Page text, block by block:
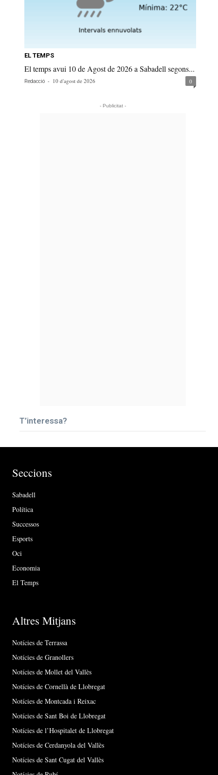
EL TEMPS
El temps avui 10 de Agost de 2026 a Sabadell segons...
Redacció - 10 d'agost de 2026 0
- Publicitat -
T’interessa?
Seccions
Sabadell
Política
Successos
Esports
Oci
Economia
El Temps
Altres Mitjans
Notícies de Terrassa
Notícies de Granollers
Notícies de Mollet del Vallès
Notícies de Cornellà de Llobregat
Notícies de Montcada i Reixac
Notícies de Sant Boi de Llobregat
Notícies de l’Hospitalet de Llobregat
Notícies de Cerdanyola del Vallès
Notícies de Sant Cugat del Vallès